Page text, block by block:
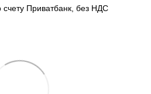
счету Приватбанк, без НДС